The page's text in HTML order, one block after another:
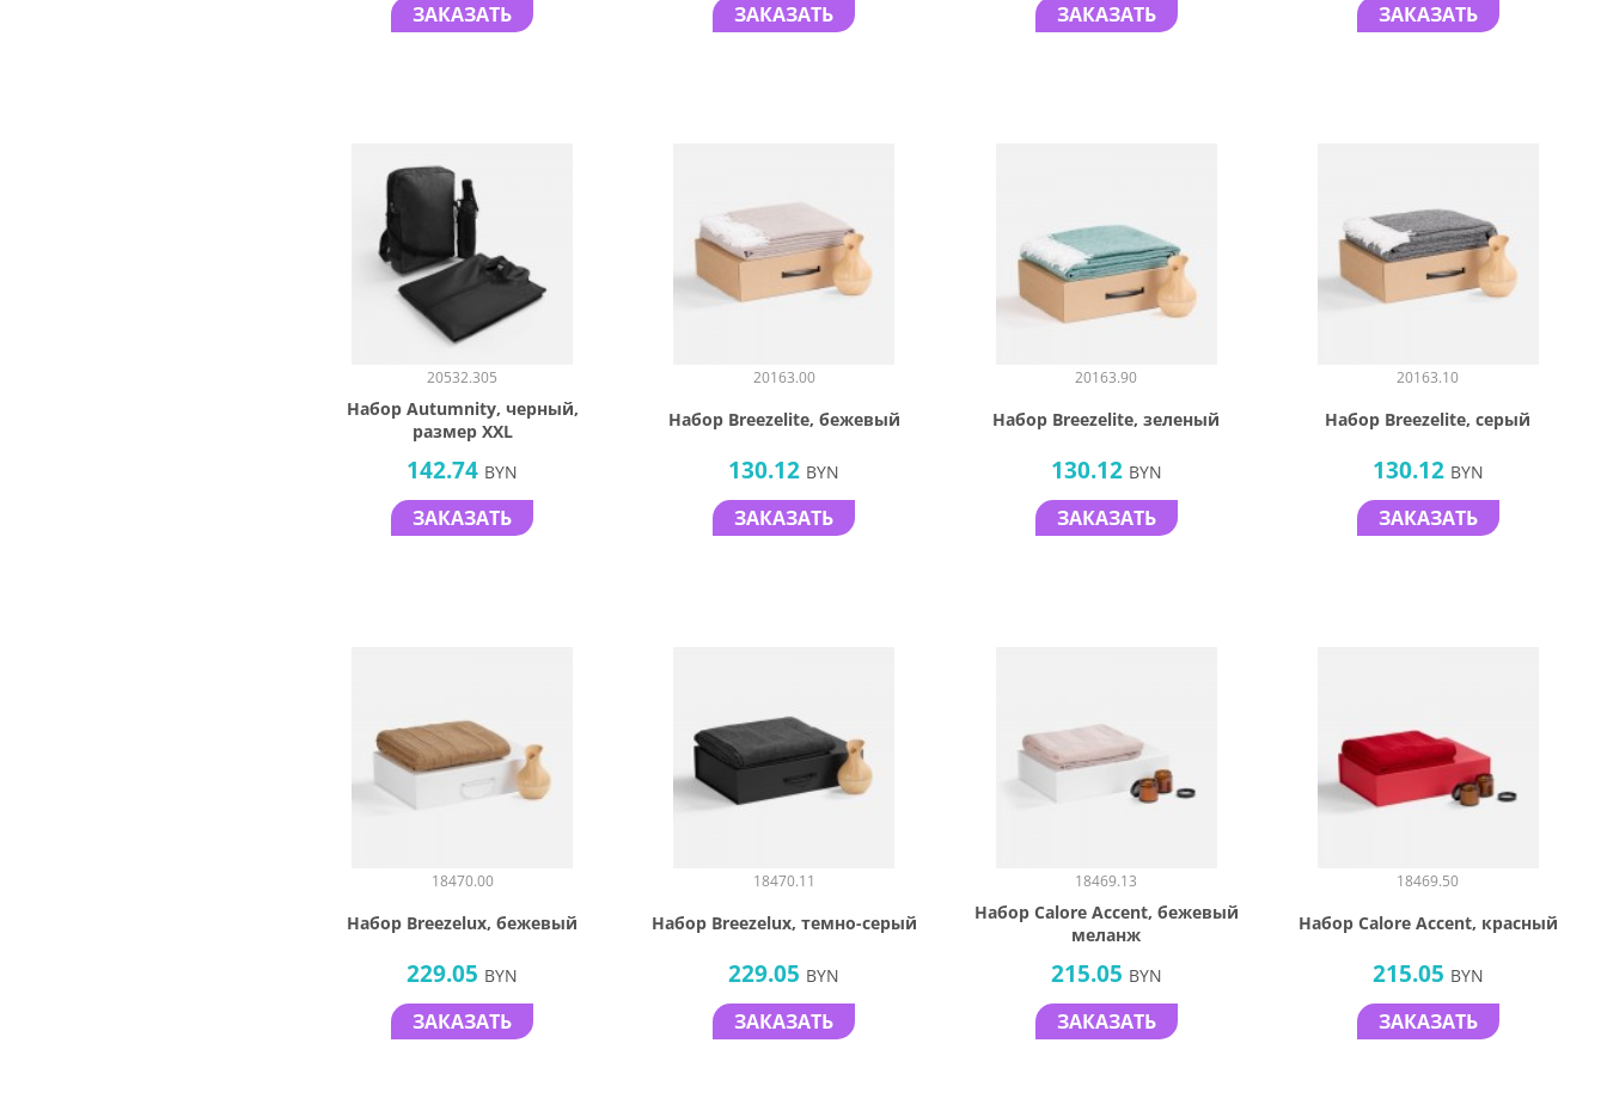
ЗАКАЗАТЬ ЗАКАЗАТЬ ЗАКАЗАТЬ ЗАКАЗАТЬ
20532.305
Набор Autumnity, черный,
размер XXL
142.74 BYN
ЗАКАЗАТЬ
20163.00
Набор Breezelite, бежевый
130.12 BYN
ЗАКАЗАТЬ
20163.90
Набор Breezelite, зеленый
130.12 BYN
ЗАКАЗАТЬ
20163.10
Набор Breezelite, серый
130.12 BYN
ЗАКАЗАТЬ
18470.00
Набор Breezelux, бежевый
229.05 BYN
ЗАКАЗАТЬ
18470.11
Набор Breezelux, темно-серый
229.05 BYN
ЗАКАЗАТЬ
18469.13
Набор Calore Accent, бежевый
меланж
215.05 BYN
ЗАКАЗАТЬ
18469.50
Набор Calore Accent, красный
215.05 BYN
ЗАКАЗАТЬ